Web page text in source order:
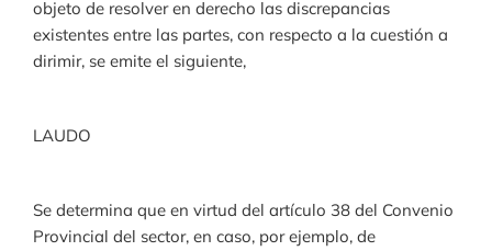
objeto de resolver en derecho las discrepancias
existentes entre las partes, con respecto a la cuestión a
dirimir, se emite el siguiente,
LAUDO
Se determina que en virtud del artículo 38 del Convenio
Provincial del sector, en caso, por ejemplo, de